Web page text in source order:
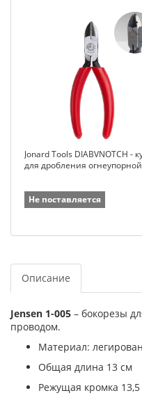
Jonard Tools DIABVNOTCH -
для дробления
Не поставляется
Описание
Jensen 1-005 – бокорезы
проводом.
Материал:
Общая длина 13 см
Режущая кромка